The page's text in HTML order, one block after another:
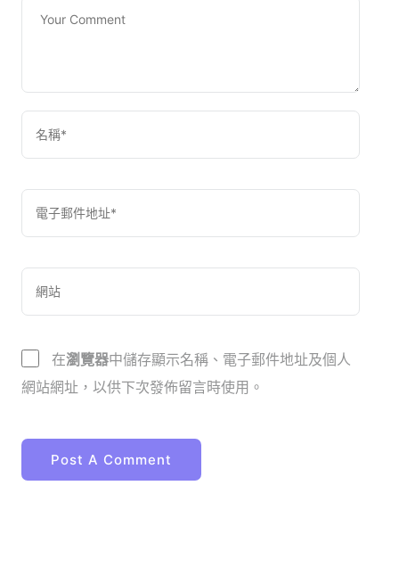
在瀏覽器中儲存顯示名稱、電子郵件地址及個人
網站網址，以供下次發佈留言時使用。